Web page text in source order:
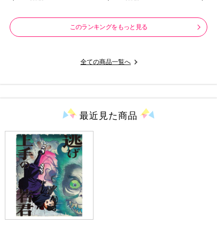
このランキングをもっと見る
全ての商品一覧へ
最近見た商品